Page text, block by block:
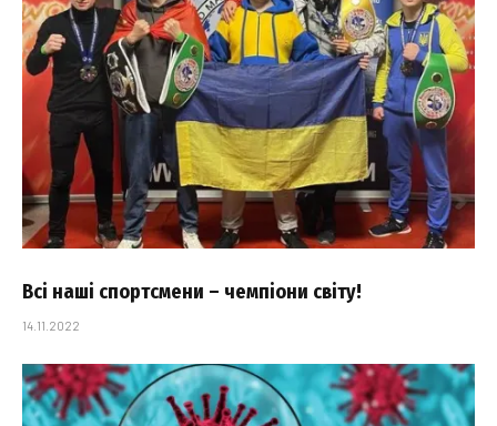
Всі наші спортсмени – чемпіони світу!
14.11.2022